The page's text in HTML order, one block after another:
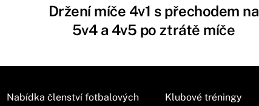
Držení míče 4v1 s přechodem na
5v4 a 4v5 po ztrátě míče
Nabídka členství fotbalových
Klubové tréningy